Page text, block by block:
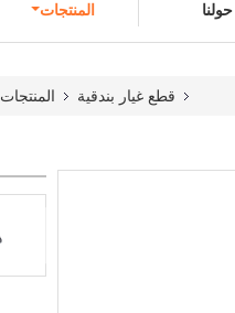
المنتجات حولنا
المنتجات قطع غيار بندقية